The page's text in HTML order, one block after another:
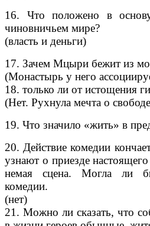
16. Что положено в
чиновничьем мире?
(власть и деньги)
17. Зачем Мцыри бежит из
(Монастырь у него
18. только ли от истощения
(Нет. Рухнула мечта о
19. Что значило «жить» в
20. Действие комедии
узнают о приезде
немая сцена. Могла ли
комедии.
(нет)
21. Можно ли сказать, что